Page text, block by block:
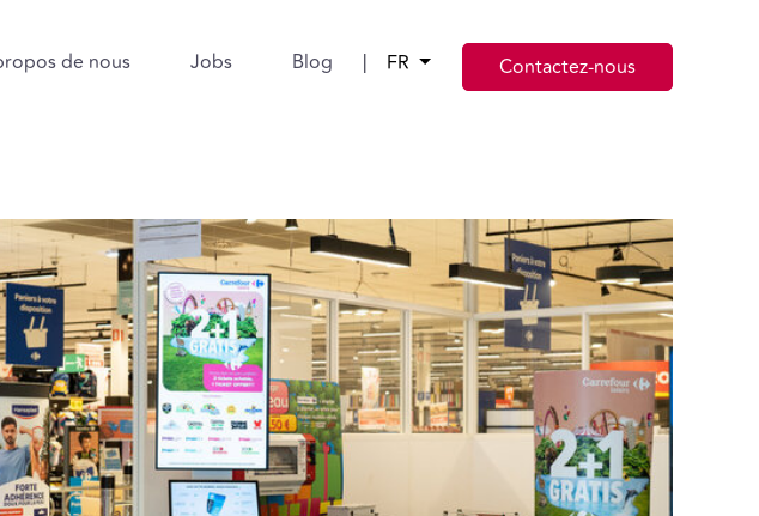
de nous Jobs Blog | FR Contactez-nous